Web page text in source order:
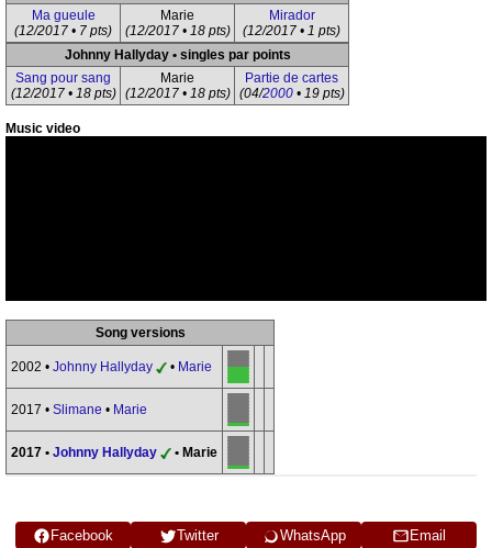
Ma gueule
(12/2017 • 7 pts)
Marie
(12/2017 • 18 pts)
Mirador
(12/2017 • 1 pts)
Johnny Hallyday • singles par points
Sang pour sang
(12/2017 • 18 pts)
Marie
(12/2017 • 18 pts)
Partie de cartes
(04/2000• 19 pts)
Music video
Song versions
2002 • Johnny Hallyday • Marie
2017 • Slimane • Marie
2017 • Johnny Hallyday • Marie
Facebook Twitter WhatsApp Email